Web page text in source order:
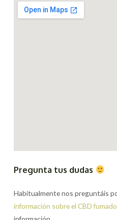
Pregunta tus dudas
Habitualmente nos preguntáis
información sobre el CBD fumado